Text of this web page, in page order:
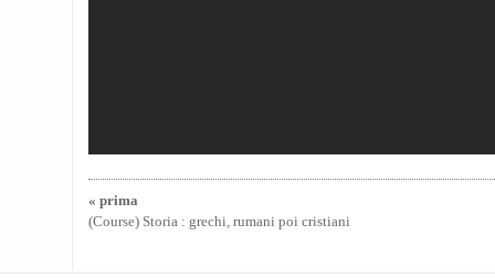
« prima
(Course) Storia : grechi, rumani poi cristiani